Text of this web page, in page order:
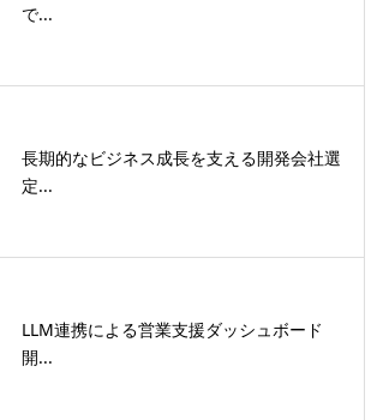
で...
長期的なビジネス成長を支える開発会社選
定...
LLM連携による営業支援ダッシュボード
開...